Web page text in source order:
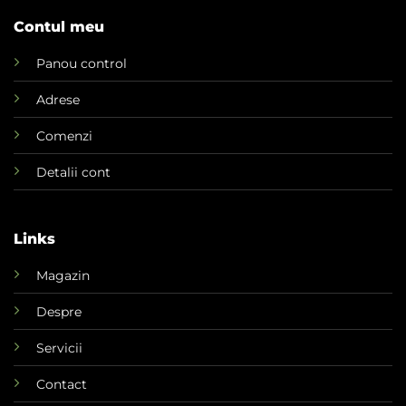
Contul meu
Panou control
Adrese
Comenzi
Detalii cont
Links
Magazin
Despre
Servicii
Contact